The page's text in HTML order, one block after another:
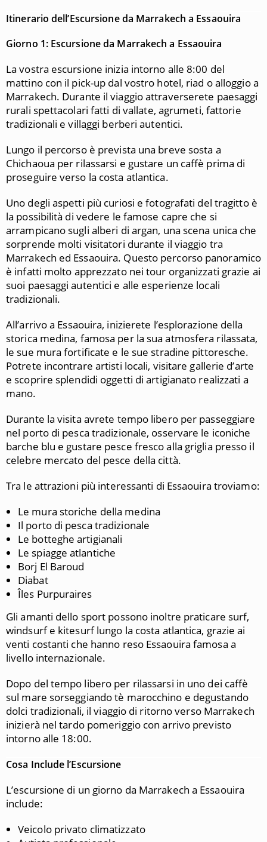
Itinerario dell’Escursione da Marrakech a Essaouira
Giorno 1: Escursione da Marrakech a Essaouira
La vostra escursione inizia intorno alle 8:00 del
mattino con il pick-up dal vostro hotel, riad o alloggio a
Marrakech. Durante il viaggio attraverserete paesaggi
rurali spettacolari fatti di vallate, agrumeti, fattorie
tradizionali e villaggi berberi autentici.
Lungo il percorso è prevista una breve sosta a
Chichaoua per rilassarsi e gustare un caffè prima di
proseguire verso la costa atlantica.
Uno degli aspetti più curiosi e fotografati del tragitto è
la possibilità di vedere le famose capre che si
arrampicano sugli alberi di argan, una scena unica che
sorprende molti visitatori durante il viaggio tra
Marrakech ed Essaouira. Questo percorso panoramico
è infatti molto apprezzato nei tour organizzati grazie ai
suoi paesaggi autentici e alle esperienze locali
tradizionali.
All’arrivo a Essaouira, inizierete l’esplorazione della
storica medina, famosa per la sua atmosfera rilassata,
le sue mura fortificate e le sue stradine pittoresche.
Potrete incontrare artisti locali, visitare gallerie d’arte
e scoprire splendidi oggetti di artigianato realizzati a
mano.
Durante la visita avrete tempo libero per passeggiare
nel porto di pesca tradizionale, osservare le iconiche
barche blu e gustare pesce fresco alla griglia presso il
celebre mercato del pesce della città.
Tra le attrazioni più interessanti di Essaouira troviamo:
Le mura storiche della medina
Il porto di pesca tradizionale
Le botteghe artigianali
Le spiagge atlantiche
Borj El Baroud
Diabat
Îles Purpuraires
Gli amanti dello sport possono inoltre praticare surf,
windsurf e kitesurf lungo la costa atlantica, grazie ai
venti costanti che hanno reso Essaouira famosa a
livello internazionale.
Dopo del tempo libero per rilassarsi in uno dei caffè
sul mare sorseggiando tè marocchino e degustando
dolci tradizionali, il viaggio di ritorno verso Marrakech
inizierà nel tardo pomeriggio con arrivo previsto
intorno alle 18:00.
Cosa Include l’Escursione
L’escursione di un giorno da Marrakech a Essaouira
include:
Veicolo privato climatizzato